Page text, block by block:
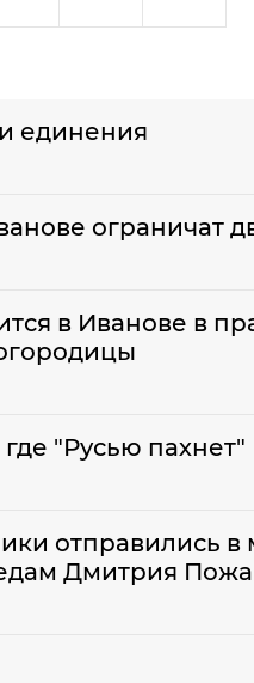
единения
ограничат
в Иванове в
"Русью пахнет"
отправились
Дмитрия